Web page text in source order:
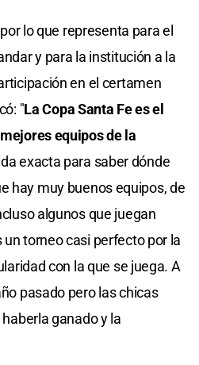
lo que representa para el
y para la institución a la
en el certamen
"La Copa Santa Fe es el
equipos de la
exacta para saber dónde
hay muy buenos equipos, de
algunos que juegan
torneo casi perfecto por la
con la que se juega. A
pasado pero las chicas
ganado y la